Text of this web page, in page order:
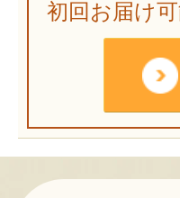
初回お届け